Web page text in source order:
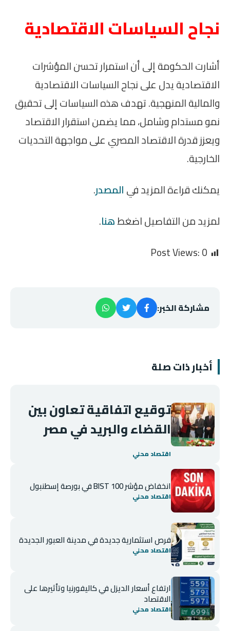
نجاح السياسات الاقتصادية
أشارت الحكومة إلى أن استمرار تحسن المؤشرات
الاقتصادية يدل على نجاح السياسات الاقتصادية
والمالية المنهجية. تهدف هذه السياسات إلى تحقيق
نمو مستدام وشامل، مما يضمن استقرار الاقتصاد
ويعزز قدرة الاقتصاد المصري على مواجهة التحديات
الخارجية.
يمكنك قراءة المزيد فيالمصدر.
لمزيد من التفاصيل اضغطهنا.
Post Views:0
مشاركة الخبر:
أخبار ذات صلة
توقيع اتفاقية تعاون بين
القضاء والبريد في مصر
اقتصاد محلي
انخفاض مؤشر BIST 100 في بورصة إسطنبول
اقتصاد محلي
فرص استثمارية جديدة في مدينة العبور الجديدة
اقتصاد محلي
ارتفاع أسعار الديزل في كاليفورنيا وتأثيرها على
الاقتصاد
اقتصاد محلي